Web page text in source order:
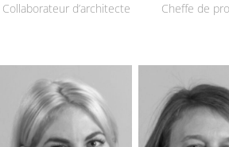
Collaborateur d’architecte
Cheffe de